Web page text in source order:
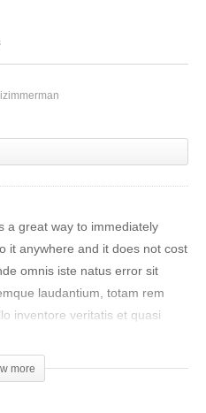
a great way to immediately
it anywhere and it does not cost
omnis iste natus error sit
laudantium, totam rem
inventore veritatis et quasi
aut odit aut fugit, sed
eos qui ratione voluptatem
more